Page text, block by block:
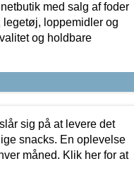
med salg af foder
loppemidler og
og holdbare
sig på at levere det
snacks. En oplevelse
måned. Klik her for at